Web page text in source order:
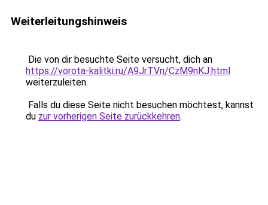
Weiterleitungshinweis
Die von dir besuchte Seite versucht, dich an
https://vorota-kalitki.ru/A9JrTVn/CzM9nKJ.html
weiterzuleiten.
Falls du diese Seite nicht besuchen möchtest, kannst
du zur vorherigen Seite zurückkehren.